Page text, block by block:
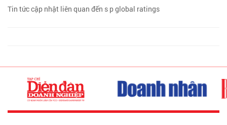
Tin tức cập nhật liên quan đến s p global ratings